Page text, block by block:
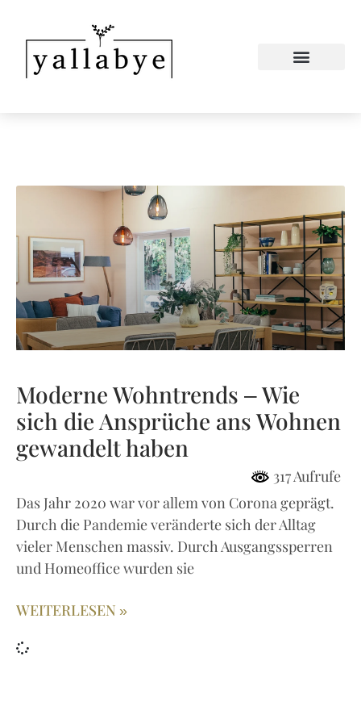
Moderne Wohntrends – Wie
sich die Ansprüche ans Wohnen
gewandelt haben
317 Aufrufe
Das Jahr 2020 war vor allem von Corona geprägt.
Durch die Pandemie veränderte sich der Alltag
vieler Menschen massiv. Durch Ausgangssperren
und Homeoffice wurden sie
WEITERLESEN »